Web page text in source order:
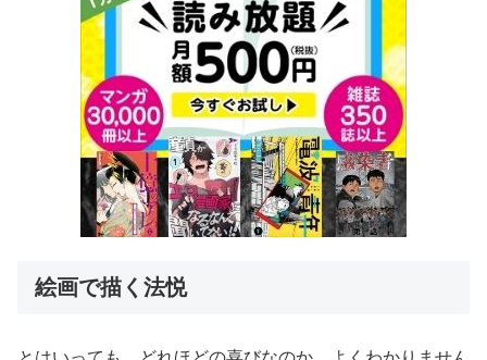
絵画で描く法悦